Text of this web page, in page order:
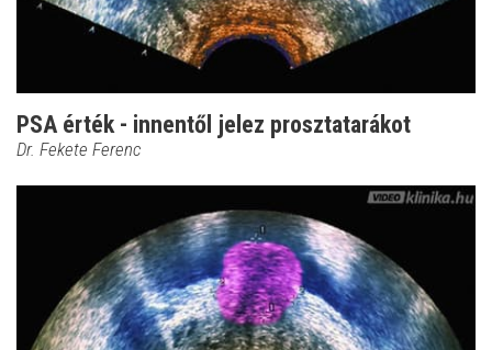
PSA érték - innentől jelez prosztatarákot
Dr. Fekete Ferenc